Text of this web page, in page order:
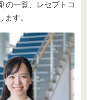
の一覧、レセプトコ
す。